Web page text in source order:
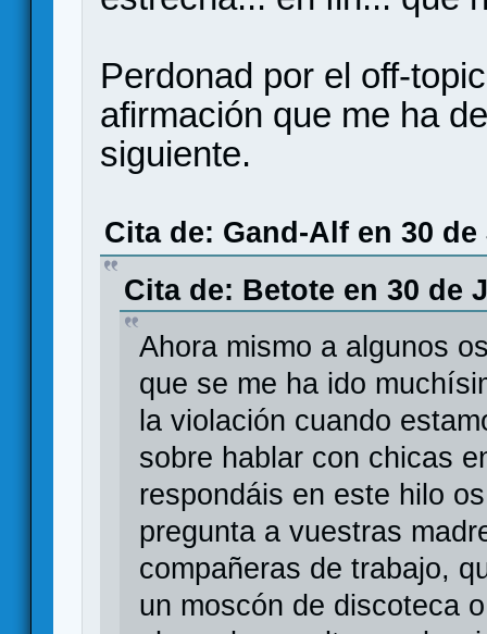
Perdonad por el off-
afirmación que me ha
siguiente.
Cita de: Gand-Alf en 30
Cita de: Betote en 30 de
Ahora mismo a algunos
que se me ha ido
la violación cuando
sobre hablar con chicas
respondáis en este hilo
pregunta a vuestras
compañeras de trabajo,
un moscón de discoteca